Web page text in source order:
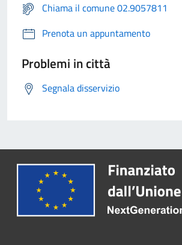
Chiama il comune 02.9057811
Prenota un appuntamento
Problemi in città
Segnala disservizio